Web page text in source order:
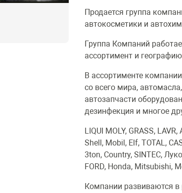
Продается группа
автокосметики и
Группа Компаний
ассортимент и
В ассортименте
со всего мира,
автозапчасти
дезинфекция и многое
LIQUI MOLY, GRASS,
Shell, Mobil, Elf, TOTAL,
3ton, Country, SINTEC,
FORD, Honda, Mitsubishi,
Компании развиваются в